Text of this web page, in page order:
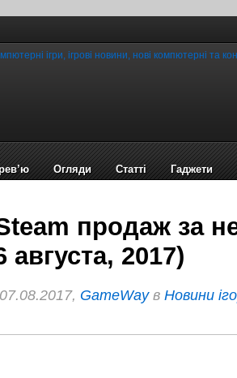
Огляди Статті Гаджети
продаж за
2017)
GameWayв Новини